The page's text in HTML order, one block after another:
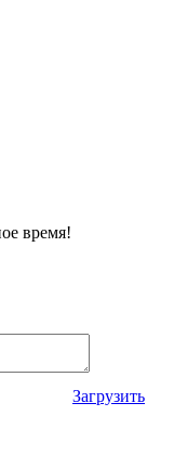
время!
Загрузить